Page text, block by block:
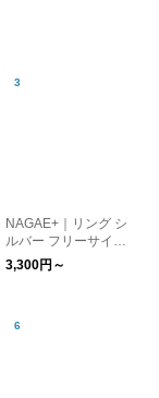
NAGAE+｜リング シ
ルバー フリーサイ
ズ 錫(すず）ででき
たアクセサリー 指輪 1
ガエプリュス
3,300円～